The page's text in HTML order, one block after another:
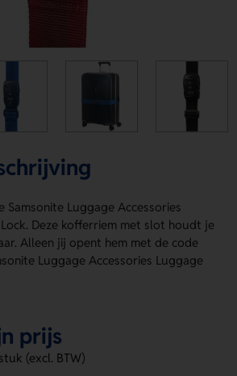
Samsonite Luggage Accessories
Deze kofferriem met slot houdt je
Alleen jij opent hem met de code
Luggage Accessories Luggage
functie en is verstelbaar voor
Zwart en Oranje. Personalisatie
op meerdere drukposities voor
ontwerp. Bestel of vraag een prijs
prijs
(excl. BTW)